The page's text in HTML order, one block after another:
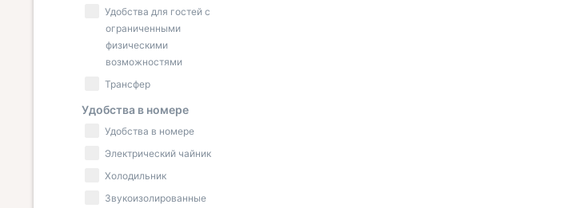
Удобства для гостей с
ограниченными
физическими
возможностями
Трансфер
Удобства в номере
Удобства в номере
Электрический чайник
Холодильник
Звукоизолированные